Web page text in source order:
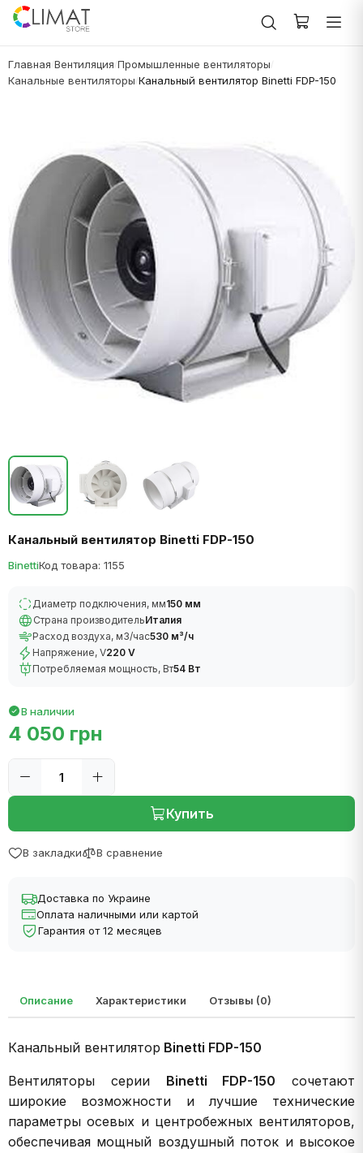
Главная Вентиляция Промышленные вентиляторы
Канальные вентиляторы Канальный вентилятор Binetti FDP-150
Канальный вентилятор Binetti FDP-150
BinettiКод товара: 1155
Диаметр подключения, мм150 мм
Страна производительИталия
Расход воздуха, м3/час530 м³/ч
Напряжение, V220 V
Потребляемая мощность, Вт54 Вт
В наличии
4 050 грн
Купить
В закладки В сравнение
Доставка по Украине
Оплата наличными или картой
Гарантия от 12 месяцев
Описание Характеристики Отзывы (0)
Канальный вентилятор Binetti FDP-150
Вентиляторы серии Binetti FDP-150 сочетают
широкие возможности и лучшие технические
параметры осевых и центробежных вентиляторов,
обеспечивая мощный воздушный поток и высокое